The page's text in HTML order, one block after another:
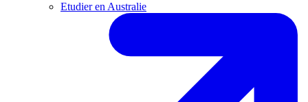
Etudier en Australie